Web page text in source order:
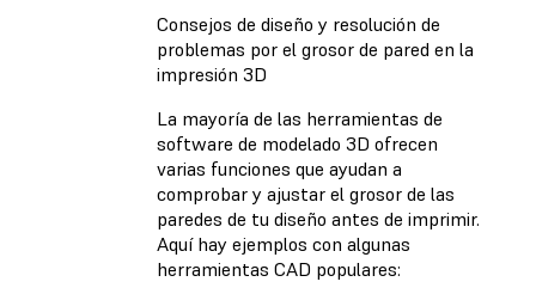
Consejos de diseño y resolución de
problemas por el grosor de pared en la
impresión 3D
La mayoría de las herramientas de
software de modelado 3D ofrecen
varias funciones que ayudan a
comprobar y ajustar el grosor de las
paredes de tu diseño antes de imprimir.
Aquí hay ejemplos con algunas
herramientas CAD populares: